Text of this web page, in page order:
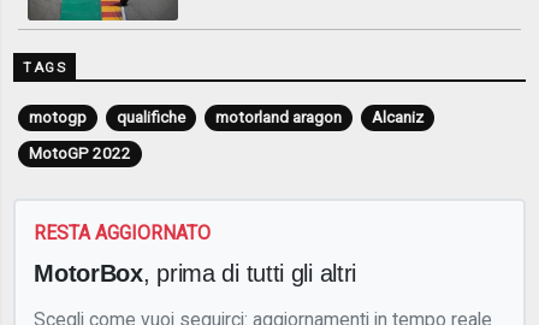
TAGS
motogp qualifiche motorland aragon
Alcaniz
MotoGP 2022
RESTA AGGIORNATO
MotorBox, prima di tutti gli altri
Scegli come vuoi seguirci: aggiornamenti in tempo reale